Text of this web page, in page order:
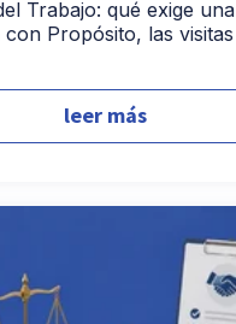
Trabajo: qué exige una
Propósito, las visitas
leer más